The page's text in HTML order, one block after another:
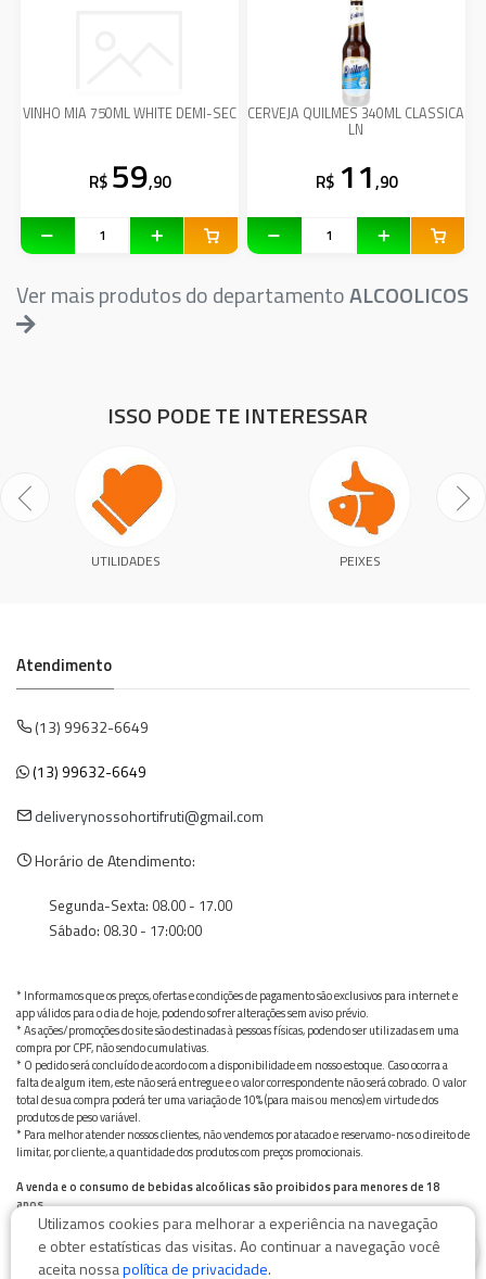
VINHO MIA 750ML WHITE DEMI-SEC
R$ 59,90
CERVEJA QUILMES 340ML CLASSICA
LN
R$ 11,90
Ver mais produtos do departamentoALCOOLICOS
ISSO PODE TE INTERESSAR
UTILIDADES PEIXES
Atendimento
(13) 99632-6649
(13) 99632-6649
deliverynossohortifruti@gmail.com
Horário de Atendimento:
Segunda-Sexta: 08.00 - 17.00
Sábado: 08.30 - 17:00:00
* Informamos que os preços, ofertas e condições de pagamento são exclusivos para internet e
app válidos para o dia de hoje, podendo sofrer alterações sem aviso prévio.
* As ações/promoções do site são destinadas à pessoas físicas, podendo ser utilizadas em uma
compra por CPF, não sendo cumulativas.
* O pedido será concluído de acordo com a disponibilidade em nosso estoque. Caso ocorra a
falta de algum item, este não será entregue e o valor correspondente não será cobrado. O valor
total de sua compra poderá ter uma variação de 10% (para mais ou menos) em virtude dos
produtos de peso variável.
* Para melhor atender nossos clientes, não vendemos por atacado e reservamo-nos o direito de
limitar, por cliente, a quantidade dos produtos com preços promocionais.
A venda e o consumo de bebidas alcoólicas são proibidos para menores de 18
anos.
Bebida alcoólica pode causar dependência química e, em excesso, provoca graves males à saúde.
Beba com moderação
Utilizamos cookies para melhorar a experiência na navegação
e obter estatísticas das visitas. Ao continuar a navegação você
aceita nossapolítica de privacidade.